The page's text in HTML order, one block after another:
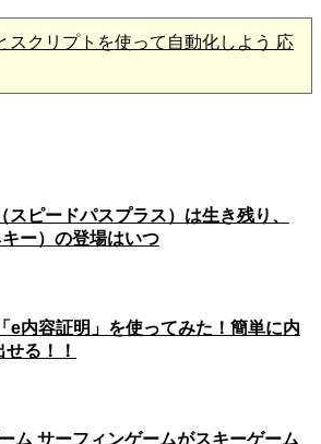
スクリプトを使って自動化しよう 応
ピードパスプラス）は生き残り、
ー）の登場はいつ
e内容証明」を使ってみた！簡単に内
る！！
ム サーフィンゲームがスキーゲーム